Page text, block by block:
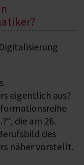
eigentlich aus?
die am 26.
des
näher vorstellt.